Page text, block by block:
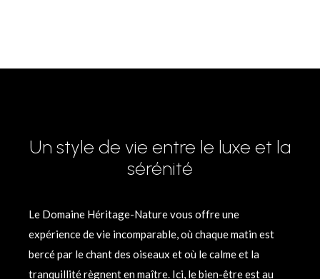
Un style de vie entre le luxe et la
sérénité
Le Domaine Héritage-Nature vous offre une
expérience de vie incomparable, où chaque matin est
bercé par le chant des oiseaux et où le calme et la
tranquillité règnent en maître. Ici, le bien-être est au